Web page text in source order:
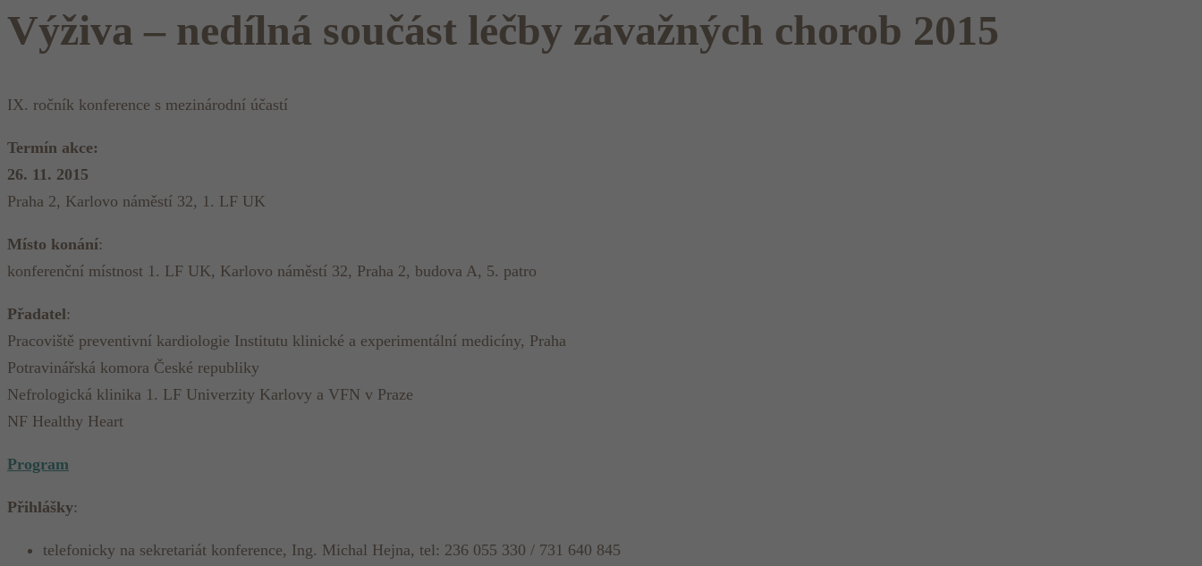
Výživa – nedílná součást léčby závažných chorob 2015
IX. ročník konference s mezinárodní účastí
Termín akce:
26. 11. 2015
Praha 2, Karlovo náměstí 32, 1. LF UK
Místo konání:
konferenční místnost 1. LF UK, Karlovo náměstí 32, Praha 2, budova A, 5. patro
Přadatel:
Pracoviště preventivní kardiologie Institutu klinické a experimentální medicíny, Praha
Potravinářská komora České republiky
Nefrologická klinika 1. LF Univerzity Karlovy a VFN v Praze
NF Healthy Heart
Program
Přihlášky:
telefonicky na sekretariát konference, Ing. Michal Hejna, tel: 236 055 330 / 731 640 845